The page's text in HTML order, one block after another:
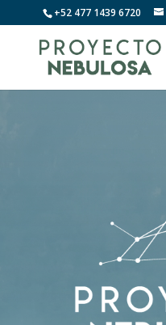
+52 477 1439 6720